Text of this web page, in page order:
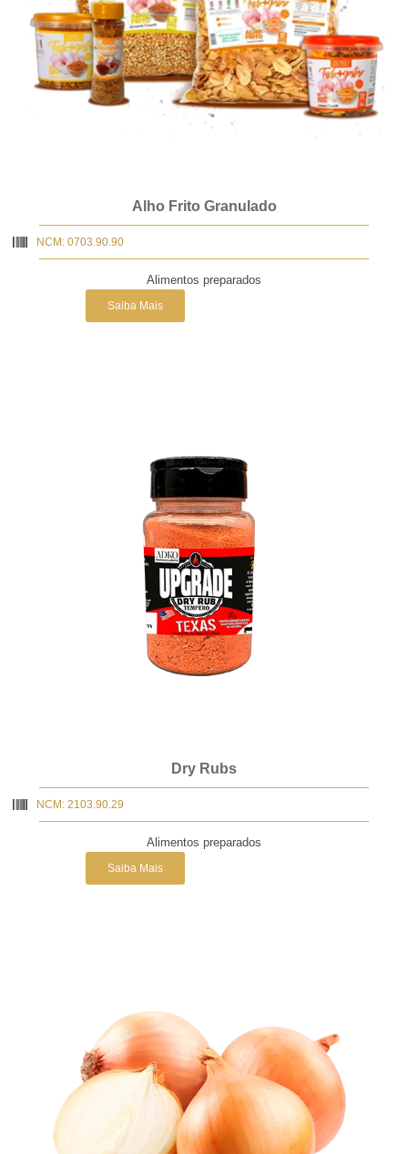
Alho Frito Granulado
NCM: 0703.90.90
Alimentos preparados
Saiba Mais
Dry Rubs
NCM: 2103.90.29
Alimentos preparados
Saiba Mais